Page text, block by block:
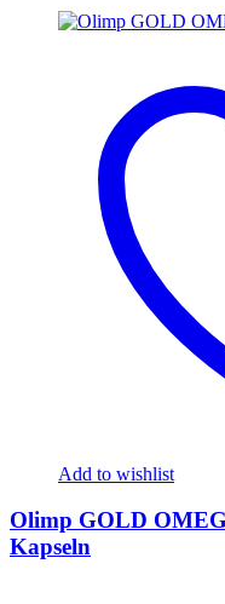
Add to wishlist
Olimp GOLD
Kapseln